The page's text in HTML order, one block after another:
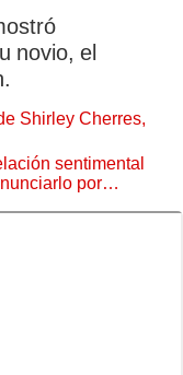
novio, el
Shirley Cherres,
sentimental
por